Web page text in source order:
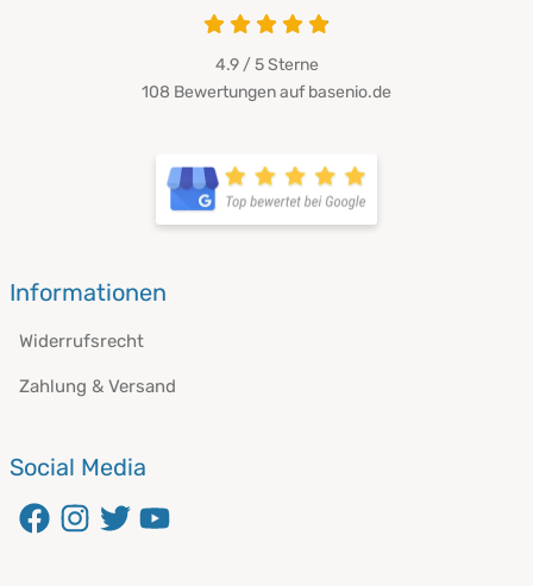
4.9 von 5
4.9 / 5Sterne
108 Bewertungen auf basenio.de
öffnet in neuem Fenster
Informationen
Widerrufsrecht
Zahlung & Versand
Social Media
öffnet in neuem Fenster
öffnet in neuem Fenster
öffnet in neuem Fenster